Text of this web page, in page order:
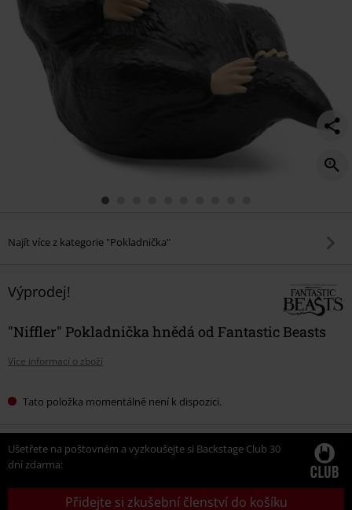
Najít více z kategorie "Pokladnička"
Výprodej!
"Niffler" Pokladnička hnědá od Fantastic Beasts
Více informací o zboží
Tato položka momentálně není k dispozici.
Ušetřete na poštovném a vyzkoušejte si Backstage Club 30
dní zdarma:
Přidejte si zkušební členství do košíku